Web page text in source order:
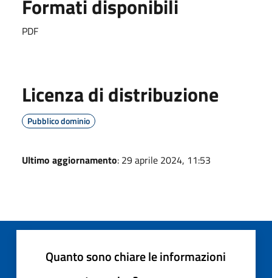
Formati disponibili
PDF
Licenza di distribuzione
Pubblico dominio
Ultimo aggiornamento: 29 aprile 2024, 11:53
Quanto sono chiare le informazioni